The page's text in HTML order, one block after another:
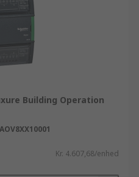
Building Operation
Kr. 4.607,68/enhed